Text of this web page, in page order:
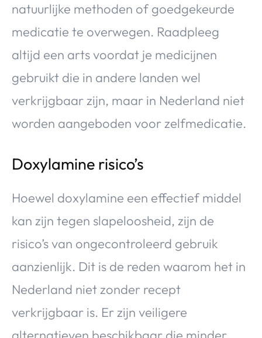
natuurlijke methoden of goedgekeurde
medicatie te overwegen. Raadpleeg
altijd een arts voordat je medicijnen
gebruikt die in andere landen wel
verkrijgbaar zijn, maar in Nederland niet
worden aangeboden voor zelfmedicatie.
Doxylamine risico’s
Hoewel doxylamine een effectief middel
kan zijn tegen slapeloosheid, zijn de
risico’s van ongecontroleerd gebruik
aanzienlijk. Dit is de reden waarom het in
Nederland niet zonder recept
verkrijgbaar is. Er zijn veiligere